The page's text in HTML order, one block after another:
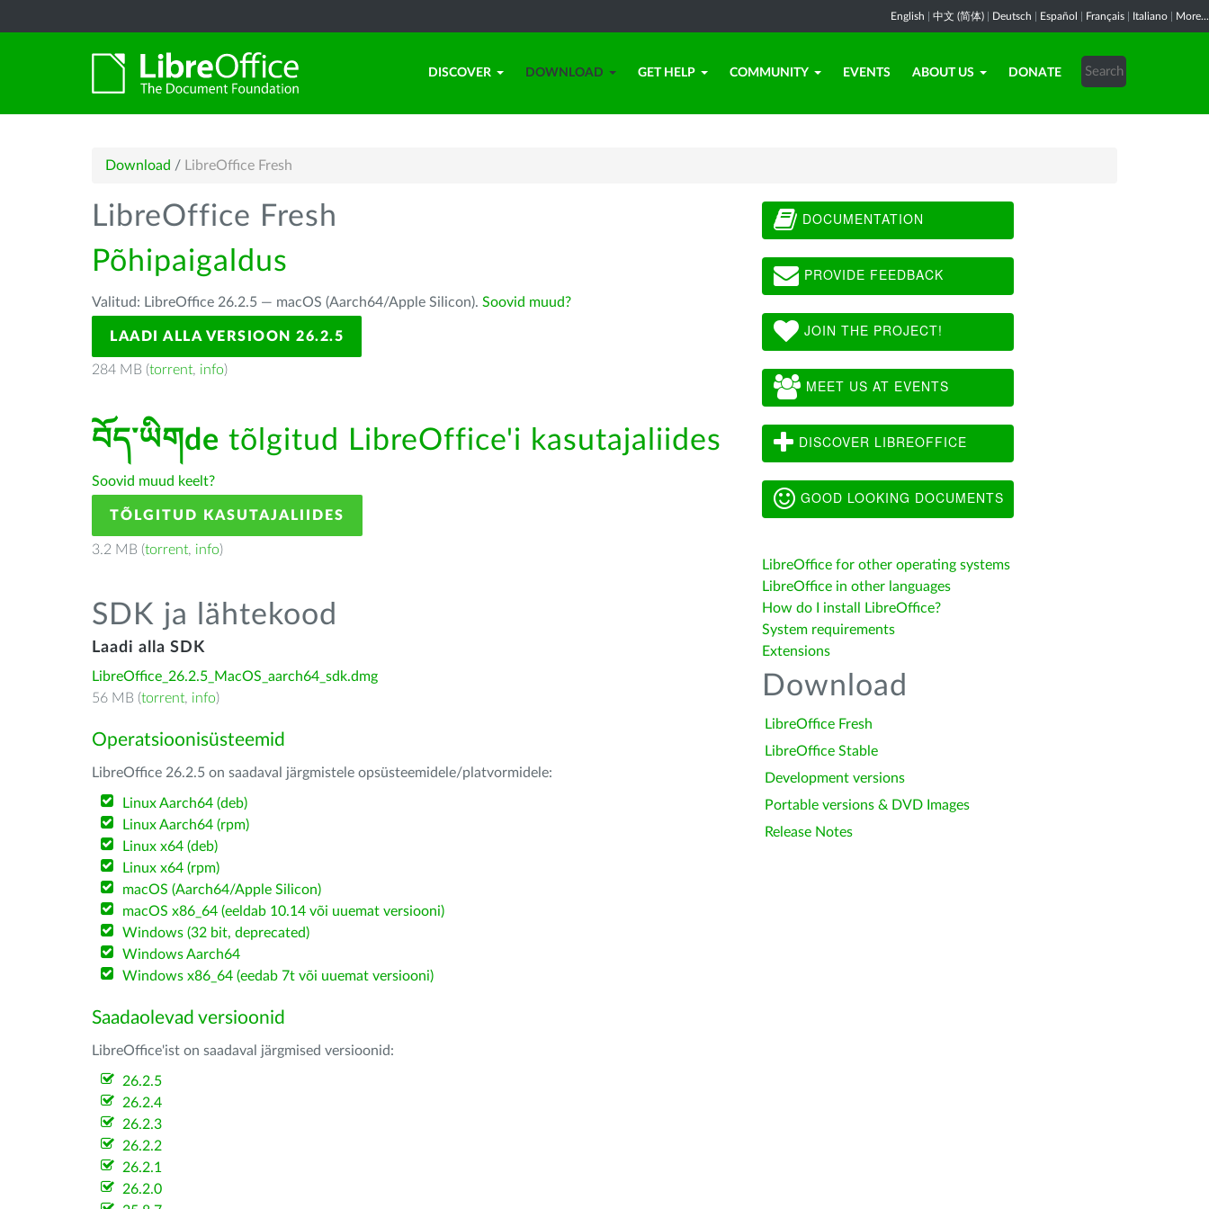
English 中文 (简体) Deutsch Español Français Italiano More...
DISCOVER DOWNLOAD GET HELP COMMUNITY EVENTS ABOUT US DONATE
Download / LibreOffice Fresh
LibreOffice Fresh
Põhipaigaldus
Valitud: LibreOffice 26.2.5 — macOS (Aarch64/Apple Silicon). Soovid muud?
LAADI ALLA VERSIOON 26.2.5
284 MB (torrent, info)
བོད་ཡིགde tõlgitud LibreOffice'i kasutajaliides
Soovid muud keelt?
TÕLGITUD KASUTAJALIIDES
3.2 MB (torrent, info)
SDK ja lähtekood
Laadi alla SDK
LibreOffice_26.2.5_MacOS_aarch64_sdk.dmg
56 MB (torrent, info)
Operatsioonisüsteemid
LibreOffice 26.2.5 on saadaval järgmistele opsüsteemidele/platvormidele:
Linux Aarch64 (deb)
Linux Aarch64 (rpm)
Linux x64 (deb)
Linux x64 (rpm)
macOS (Aarch64/Apple Silicon)
macOS x86_64 (eeldab 10.14 või uuemat versiooni)
Windows (32 bit, deprecated)
Windows Aarch64
Windows x86_64 (eedab 7t või uuemat versiooni)
Saadaolevad versioonid
LibreOffice'ist on saadaval järgmised versioonid:
26.2.5
26.2.4
26.2.3
26.2.2
26.2.1
26.2.0
DOCUMENTATION
PROVIDE FEEDBACK
JOIN THE PROJECT!
MEET US AT EVENTS
DISCOVER LIBREOFFICE
GOOD LOOKING DOCUMENTS
LibreOffice for other operating systems
LibreOffice in other languages
How do I install LibreOffice?
System requirements
Extensions
Download
LibreOffice Fresh
LibreOffice Stable
Development versions
Portable versions & DVD Images
Release Notes